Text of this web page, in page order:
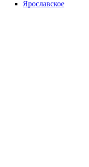
Ярославское